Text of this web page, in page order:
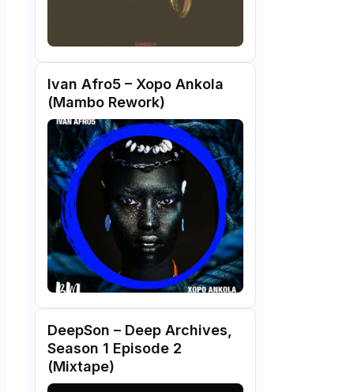
Ivan Afro5 – Xopo Ankola
(Mambo Rework)
DeepSon – Deep Archives,
Season 1 Episode 2
(Mixtape)